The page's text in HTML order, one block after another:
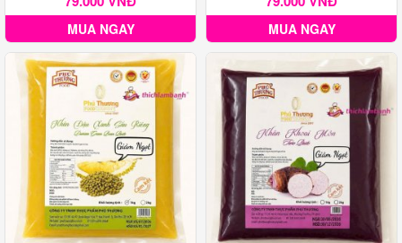
MUA NGAY MUA NGAY